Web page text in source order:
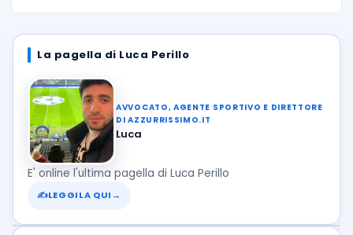
La pagella di Luca Perillo
AVVOCATO, AGENTE SPORTIVO E DIRETTORE
DI AZZURRISSIMO.IT
Luca
E' online l'ultima pagella di Luca Perillo
✍LEGGILA QUI →